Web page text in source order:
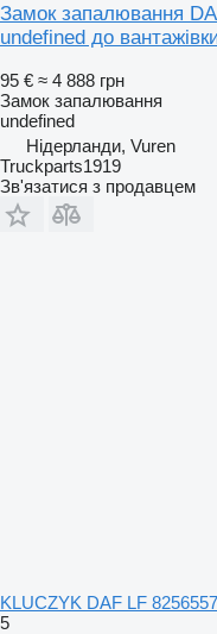
Замок запалювання
undefined до
95 € ≈ 4 888 грн
Замок запалювання
undefined
Нідерланди, Vuren
Truckparts1919
Зв'язатися з продавцем
KLUCZYK DAF LF
5